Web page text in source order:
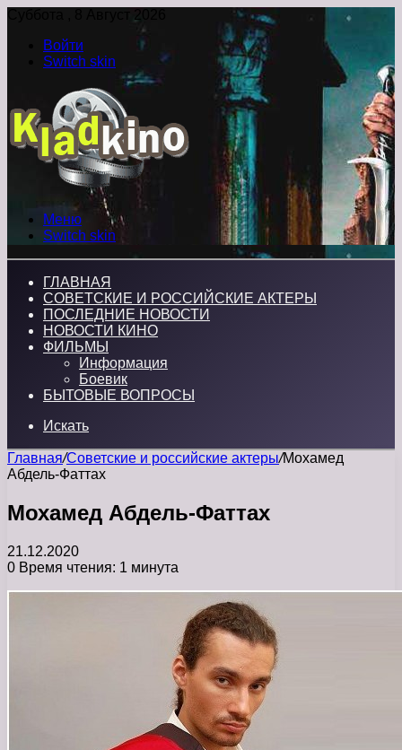
Суббота , 8 Август 2026
Войти
Switch skin
Меню
Switch skin
ГЛАВНАЯ
СОВЕТСКИЕ И РОССИЙСКИЕ АКТЕРЫ
ПОСЛЕДНИЕ НОВОСТИ
НОВОСТИ КИНО
ФИЛЬМЫ
Информация
Боевик
БЫТОВЫЕ ВОПРОСЫ
Искать
Главная/Советские и российские актеры/Мохамед
Абдель-Фаттах
Мохамед Абдель-Фаттах
21.12.2020
0 Время чтения: 1 минута